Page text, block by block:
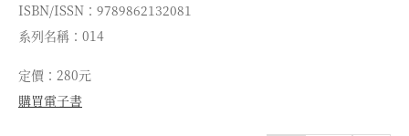
ISBN/ISSN：9789862132081
系列名稱：014
定價：280元
購買電子書